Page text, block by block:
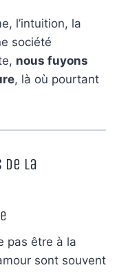
l’intuition, la
société
nous fuyons
, là où pourtant
de la
pas être à la
sont souvent